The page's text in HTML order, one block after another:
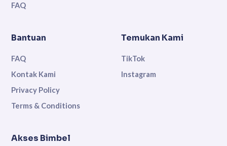
FAQ
Bantuan
FAQ
Kontak Kami
Privacy Policy
Terms & Conditions
Temukan Kami
TikTok
Instagram
Akses Bimbel